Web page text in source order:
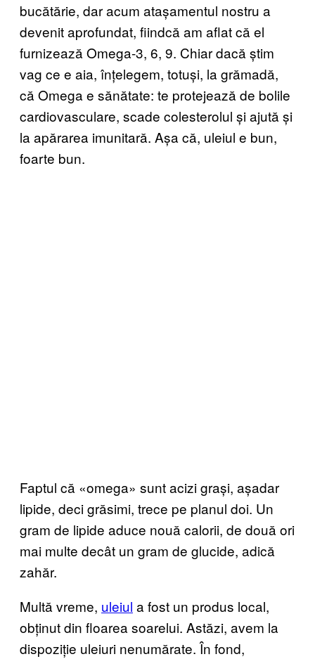
bucătărie, dar acum atașamentul nostru a
devenit aprofundat, fiindcă am aflat că el
furnizează Omega-3, 6, 9. Chiar dacă știm
vag ce e aia, înțelegem, totuși, la grămadă,
că Omega e sănătate: te protejează de bolile
cardiovasculare, scade colesterolul și ajută și
la apărarea imunitară. Așa că, uleiul e bun,
foarte bun.
Faptul că «omega» sunt acizi grași, așadar
lipide, deci grăsimi, trece pe planul doi. Un
gram de lipide aduce nouă calorii, de două ori
mai multe decât un gram de glucide, adică
zahăr.
Multă vreme, uleiul a fost un produs local,
obținut din floarea soarelui. Astăzi, avem la
dispoziție uleiuri nenumărate. În fond,